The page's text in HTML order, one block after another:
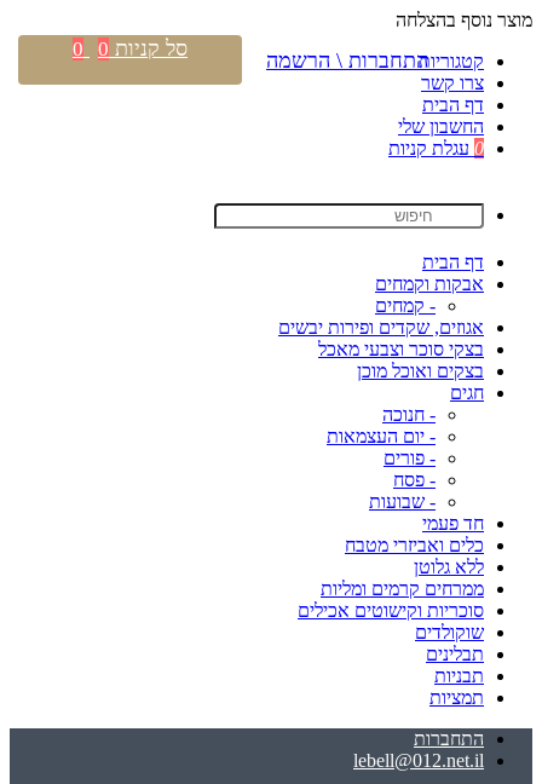
מוצר נוסף בהצלחה
קטגוריות
צרו קשר
דף הבית
החשבון שלי
0 עגלת קניות
דף הבית
אבקות וקמחים
- קמחים
אגוזים, שקדים ופירות יבשים
בצקי סוכר וצבעי מאכל
בצקים ואוכל מוכן
חגים
- חנוכה
- יום העצמאות
- פורים
- פסח
- שבועות
חד פעמי
כלים ואביזרי מטבח
ללא גלוטן
ממרחים קרמים ומליות
סוכריות וקישוטים אכילים
שוקולדים
תבלינים
תבניות
תמציות
התחברות
lebell@012.net.il
התחברות \ הרשמה סל קניות 0
0